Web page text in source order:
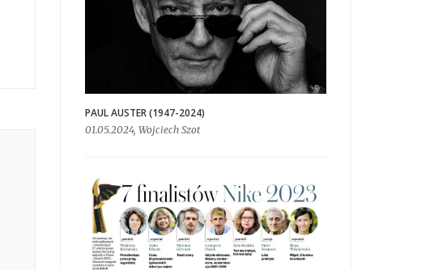
PAUL AUSTER (1947-2024)
01.05.2024, Wojciech Szot